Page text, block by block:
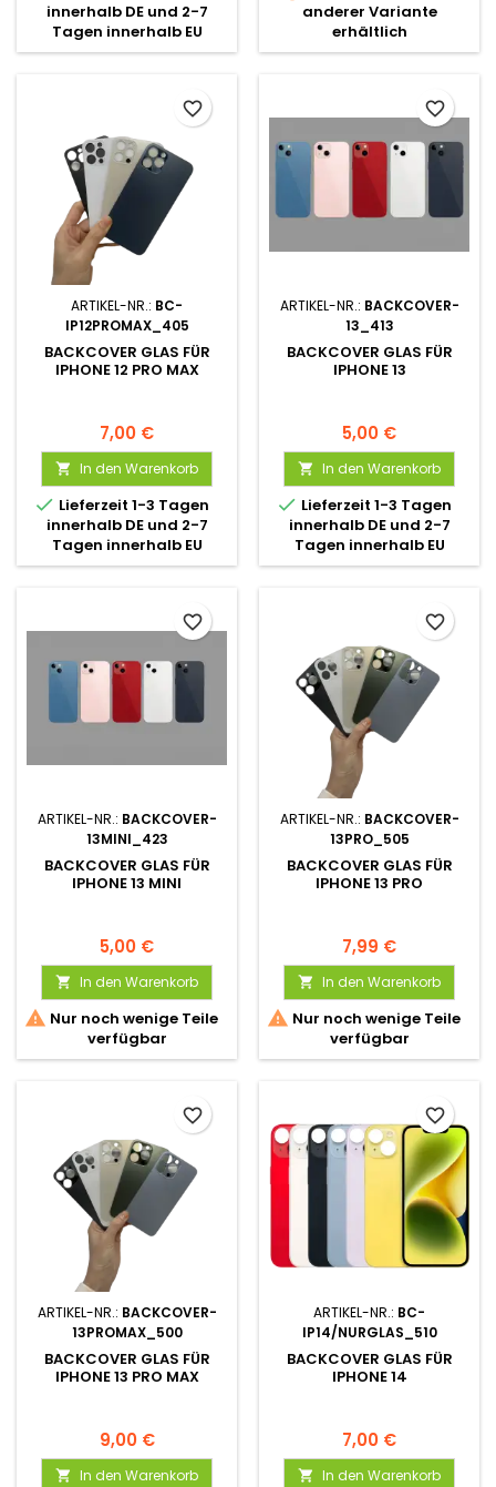
innerhalb DE und 2-7
Tagen innerhalb EU
anderer Variante
erhältlich
ARTIKEL-NR.: BC-
IP12PROMAX_405
BACKCOVER GLAS FÜR
IPHONE 12 PRO MAX
7,00 €
 In den Warenkorb
 Lieferzeit 1-3 Tagen
innerhalb DE und 2-7
Tagen innerhalb EU
favorite_border
ARTIKEL-NR.: BACKCOVER-
13_413
BACKCOVER GLAS FÜR
IPHONE 13
5,00 €
 In den Warenkorb
 Lieferzeit 1-3 Tagen
innerhalb DE und 2-7
Tagen innerhalb EU
favorite_border
ARTIKEL-NR.: BACKCOVER-
13MINI_423
BACKCOVER GLAS FÜR
IPHONE 13 MINI
5,00 €
 In den Warenkorb
 Nur noch wenige Teile
verfügbar
favorite_border
ARTIKEL-NR.: BACKCOVER-
13PRO_505
BACKCOVER GLAS FÜR
IPHONE 13 PRO
7,99 €
 In den Warenkorb
 Nur noch wenige Teile
verfügbar
favorite_border
ARTIKEL-NR.: BACKCOVER-
13PROMAX_500
BACKCOVER GLAS FÜR
IPHONE 13 PRO MAX
9,00 €
 In den Warenkorb
favorite_border
ARTIKEL-NR.: BC-
IP14/NURGLAS_510
BACKCOVER GLAS FÜR
IPHONE 14
7,00 €
 In den Warenkorb
favorite_border